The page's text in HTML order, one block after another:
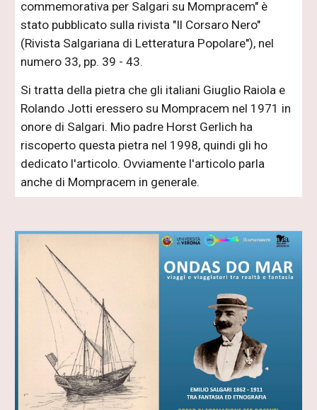
commemorativa per Salgari su Mompracem" è
stato pubblicato sulla rivista "Il Corsaro Nero"
(Rivista Salgariana di Letteratura Popolare"), nel
numero 33, pp. 39 - 43.
Si tratta della pietra che gli italiani Giuglio Raiola e
Rolando Jotti eressero su Mompracem nel 1971 in
onore di Salgari. Mio padre Horst Gerlich ha
riscoperto questa pietra nel 1998, quindi gli ho
dedicato l'articolo. Ovviamente l'articolo parla
anche di Mompracem in generale.